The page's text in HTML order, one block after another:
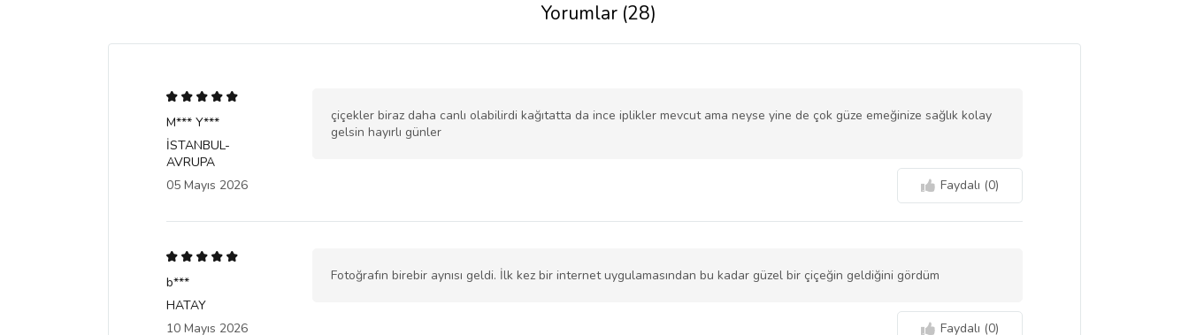
Yorumlar (28)
M*** Y***
İSTANBUL-
AVRUPA
05 Mayıs 2026
çiçekler biraz daha canlı olabilirdi kağıtatta da ince iplikler mevcut ama neyse yine de çok güze emeğinize sağlık kolay
gelsin hayırlı günler
Faydalı (0)
b***
HATAY
10 Mayıs 2026
Fotoğrafın birebir aynısı geldi. İlk kez bir internet uygulamasından bu kadar güzel bir çiçeğin geldiğini gördüm
Faydalı (0)